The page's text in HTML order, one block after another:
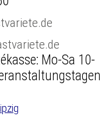
Mo-Sa 10-